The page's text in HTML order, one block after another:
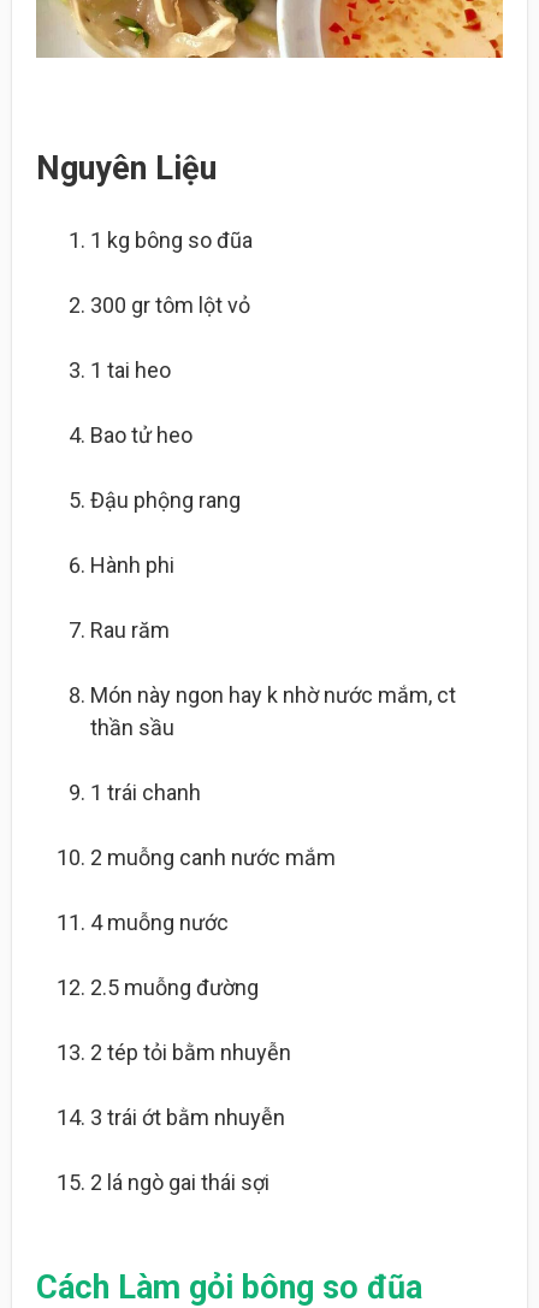
Nguyên Liệu
1 kg bông so đũa
300 grtôm lột vỏ
1 tai heo
Bao tử heo
Đậu phộng rang
Hành phi
Rau răm
Món này ngon hay k nhờ nước mắm, ct
thần sầu
1 trái chanh
2 muỗng canh nước mắm
4 muỗng nước
2.5 muỗng đường
2 tép tỏi bằm nhuyễn
3 trái ớt bằm nhuyễn
2 lángò gai thái sợi
Cách Làm gỏi bông so đũa